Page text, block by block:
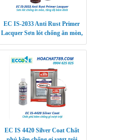
EC IS-2033 Anti Rust Primer
Lacquer Sơn lót chống ăn mòn,
EC IS 4420 Silver Coat Chất